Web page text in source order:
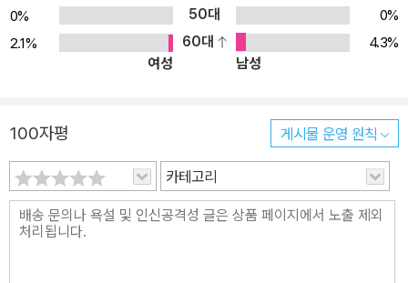
줄 수 있죠?” 아이가 가장 좋아하는 것을 함께하라는 의사의 조언에
아빠와 엄마는 아이에게 여행을 선물하기로 했다. 프랑스를 시작으
로, 스위스, 독일, 오스트리아, 체코, 네덜란드, 영국을 90일간 돌아다
뜻함이 더해졌다. 아이는 에펠탑을 다녀온 후 처음으로 ‘저기 또 가
까? 에피타, 에피타’라는 서툰 언어로 자신의 생각을 표현했다. 분수
가 있는 곳이면 분수 사랑에 흠뻑 빠졌다. 작은 일에도 무서워하고 숨
기만 했던 아이가 회전목마를 타고, 백조를 보고도 무서워하지 않았
다. 커다란 하얀 오리를 백조로 착각하긴 했지만, 빵 조각을 뚝뚝 뜯어
던져 주면 따라오는 모습을 보며 즐거워했다. 누군가에게는 평범한
0%
50대
0%
2.1%
60대
4.3%
여성
남성
100자평 게시물 운영 원칙
카테고리